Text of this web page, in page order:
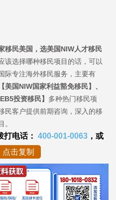
移民美国，选美国NIW人才移民
该选择哪种移民项目的话，可以
际专注海外移民服务，主要有
美国NIW国家利益豁免移民】、
投资移民】 多种热门移民项
民客户提供前期咨询，深入的移
。
打电话： 400-001-0063 ，或
点击复制